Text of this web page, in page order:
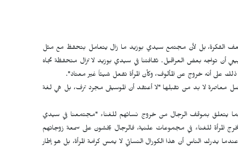
الفكرة، بل لأن مجتمع سيدي بوزيد ما زال يتعامل بتحفظ مع مثل
أن تواجه بعض العراقيل. ثقافتنا في سيدي بوزيد لا تزال متحفظة تجاه
ذلك على أنه خروج عن المألوف، وكأن المرأة تفعل شيئاً غير معتاد".
معاصرة لا بد من تقبلها "لا أعتقد أن الموسيقى مجرد ترف، بل هي لغة
يتعلق بموقف الرجال من خروج نسائهم للغناء "مجتمعنا في سيدي
للغناء في مجموعات علنية، فالرجال يخشون على سمعة زوجاتهم
يدرك الناس أن هذا الكورال النسائي لا يمس كرامة المرأة، بل هو إطار